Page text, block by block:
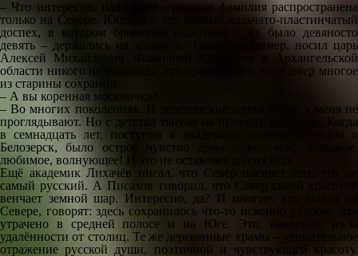
– Что интересно, наша древнерусская фамилия распространена
только на Севере. Юшман – это особый кольчато-пластинчатый
доспех, в котором броневые пластины – их было девяносто
девять – держались на кольчуге. Такой, например, носил царь
Алексей Михайлович. Фамилией Юшманов в Архангельской
области никого не удивишь. Это пример того, что Север многое
из старины сохранил.
– А вы коренная москвичка?
– Во многих поколениях. И деревенские корни нигде у меня не
проглядывают. Но с детства тянуло на природу, на Север. Когда
в семнадцать лет, поступив в академию, впервые поехала в
Белозерск, было острое чувство дома – вот моё, знакомое,
любимое, волнующее! И это не оставляет до сих пор.
Ещё академик Лихачёв писал, что Север пленяет тем, что он
самый русский. А Писахов говорил, что Север своей красотой
венчает земной шар. Интересно, да? И многие, кто бывал на
Севере, говорят: здесь сохранилось что-то исконно русское, что
утрачено в средней полосе и на Юге. Это, наверное, из-за
удалённости от столиц. Те же деревянные храмы – удивительное
отражение русской души, поэтичной и чувствующей красоту.